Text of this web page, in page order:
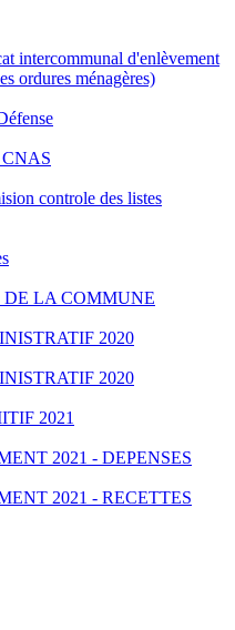
intercommunal d'enlèvement
ordures ménagères)
CNAS
controle des listes
DE LA COMMUNE
2020
2020
2021
2021 - DEPENSES
2021 - RECETTES